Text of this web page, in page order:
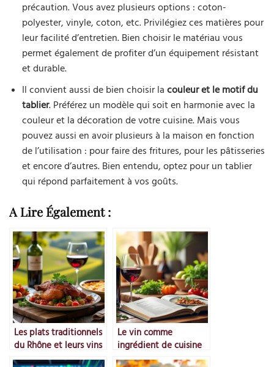
précaution. Vous avez plusieurs options : coton-
polyester, vinyle, coton, etc. Privilégiez ces matières pour
leur facilité d’entretien. Bien choisir le matériau vous
permet également de profiter d’un équipement résistant
et durable.
Il convient aussi de bien choisir la couleur et le motif du
tablier. Préférez un modèle qui soit en harmonie avec la
couleur et la décoration de votre cuisine. Mais vous
pouvez aussi en avoir plusieurs à la maison en fonction
de l’utilisation : pour faire des fritures, pour les pâtisseries
et encore d’autres. Bien entendu, optez pour un tablier
qui répond parfaitement à vos goûts.
A Lire Également :
Les plats traditionnels
du Rhône et leurs vins
emblématiques
Le vin comme
ingrédient de cuisine